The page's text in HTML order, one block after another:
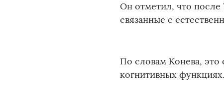
Он отметил, что после
связанные с
По словам Конева, это
когнитивных функциях.